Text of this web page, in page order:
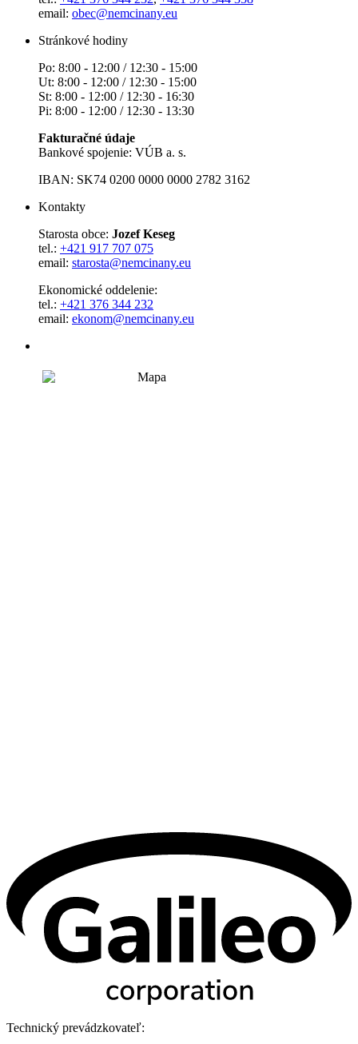
email: obec@nemcinany.eu
Stránkové hodiny
Po: 8:00 - 12:00 / 12:30 - 15:00
Ut: 8:00 - 12:00 / 12:30 - 15:00
St: 8:00 - 12:00 / 12:30 - 16:30
Pi: 8:00 - 12:00 / 12:30 - 13:30
Fakturačné údaje
Bankové spojenie: VÚB a. s.
IBAN: SK74 0200 0000 0000 2782 3162
Kontakty
Starosta obce: Jozef Keseg
tel.: +421 917 707 075
email: starosta@nemcinany.eu
Ekonomické oddelenie:
tel.: +421 376 344 232
email: ekonom@nemcinany.eu
Technický prevádzkovateľ: